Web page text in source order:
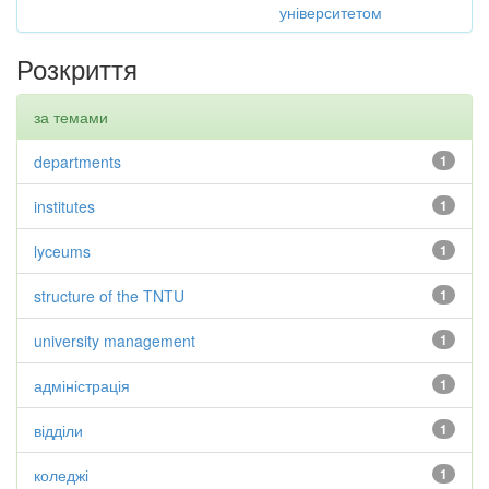
університетом
Розкриття
за темами
1
departments
1
institutes
1
lyceums
1
structure of the TNTU
1
university management
1
адміністрація
1
відділи
1
коледжі